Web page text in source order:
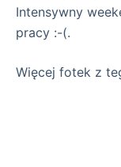
Intensywny
pracy :-(.
Więcej fotek z